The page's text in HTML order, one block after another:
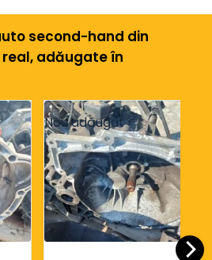
second-hand din
adăugate în
Nou adăugat